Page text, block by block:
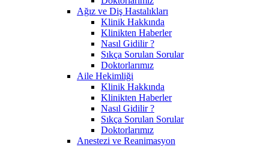
Ağız ve Diş Hastalıkları
Klinik Hakkında
Klinikten Haberler
Nasıl Gidilir ?
Sıkça Sorulan Sorular
Doktorlarımız
Aile Hekimliği
Klinik Hakkında
Klinikten Haberler
Nasıl Gidilir ?
Sıkça Sorulan Sorular
Doktorlarımız
Anestezi ve Reanimasyon